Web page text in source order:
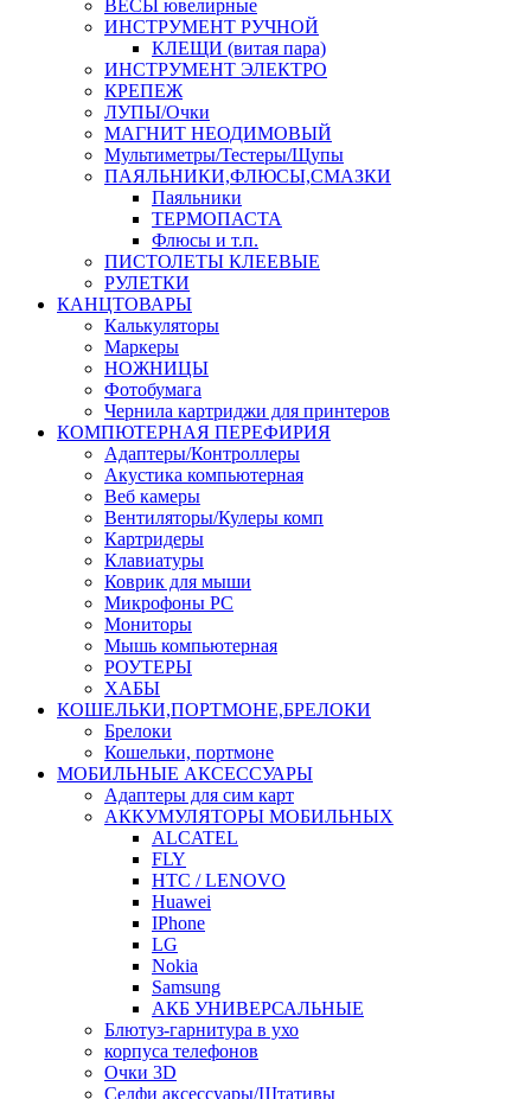
ВЕСЫ ювелирные
ИНСТРУМЕНТ РУЧНОЙ
КЛЕЩИ (витая пара)
ИНСТРУМЕНТ ЭЛЕКТРО
КРЕПЕЖ
ЛУПЫ/Очки
МАГНИТ НЕОДИМОВЫЙ
Мультиметры/Тестеры/Щупы
ПАЯЛЬНИКИ,ФЛЮСЫ,СМАЗКИ
Паяльники
ТЕРМОПАСТА
Флюсы и т.п.
ПИСТОЛЕТЫ КЛЕЕВЫЕ
РУЛЕТКИ
КАНЦТОВАРЫ
Калькуляторы
Маркеры
НОЖНИЦЫ
Фотобумага
Чернила картриджи для принтеров
КОМПЮТЕРНАЯ ПЕРЕФИРИЯ
Адаптеры/Контроллеры
Акустика компьютерная
Веб камеры
Вентиляторы/Кулеры комп
Картридеры
Клавиатуры
Коврик для мыши
Микрофоны PC
Мониторы
Мышь компьютерная
РОУТЕРЫ
ХАБЫ
КОШЕЛЬКИ,ПОРТМОНЕ,БРЕЛОКИ
Брелоки
Кошельки, портмоне
МОБИЛЬНЫЕ АКСЕССУАРЫ
Адаптеры для сим карт
АККУМУЛЯТОРЫ МОБИЛЬНЫХ
ALCATEL
FLY
HTC / LENOVO
Huawei
IPhone
LG
Nokia
Samsung
АКБ УНИВЕРСАЛЬНЫЕ
Блютуз-гарнитура в ухо
корпуса телефонов
Очки 3D
Селфи аксессуары/Штативы